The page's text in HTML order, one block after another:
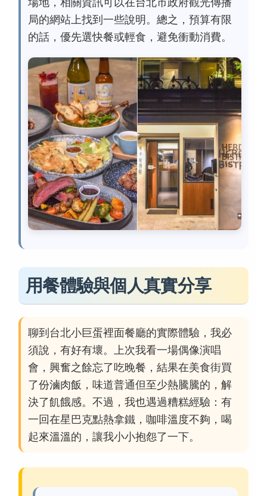
局的網站上找到一些說明。總之，預算有限
的話，優先選快餐或輕食，避免衝動消費。
用餐體驗與個人真實分享
聊到台北小巨蛋裡面餐廳的實際體驗，我必
須說，有好有壞。上次我看一場偶像演唱
會，興奮之餘忘了吃晚餐，結果在美食街買
了份滷肉飯，味道普通但至少熱騰騰的，解
決了飢餓感。不過，我也遇過糟糕經驗：有
一回在星巴克點熱拿鐵，咖啡溫度不夠，喝
起來溫溫的，讓我小小抱怨了一下。